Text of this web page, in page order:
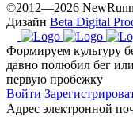
©2012—2026
Дизайн Beta Digital
Формируем культуру
давно полюбил бег
первую пробежку
Войти
Адрес электронной